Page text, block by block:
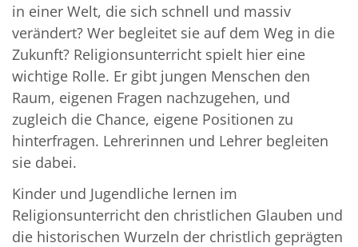
in einer Welt, die sich schnell und massiv
verändert? Wer begleitet sie auf dem Weg in die
Zukunft? Religionsunterricht spielt hier eine
wichtige Rolle. Er gibt jungen Menschen den
Raum, eigenen Fragen nachzugehen, und
zugleich die Chance, eigene Positionen zu
hinterfragen. Lehrerinnen und Lehrer begleiten
sie dabei.
Kinder und Jugendliche lernen im
Religionsunterricht den christlichen Glauben und
die historischen Wurzeln der christlich geprägten